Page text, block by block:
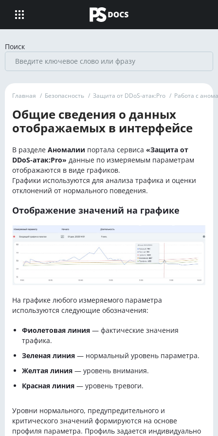
Поиск
Главная / Безопасность / Защита от DDoS-атак:Pro / Работа с
Общие сведения о данных
отображаемых в интерфейсе
В разделе Аномалии портала сервиса «Защита от
DDoS-атак:Pro» данные по измеряемым параметрам
отображаются в виде графиков.
Графики используются для анализа трафика и оценки
отклонений от нормального поведения.
Отображение значений на графике
На графике любого измеряемого параметра
используются следующие обозначения:
Фиолетовая линия — фактические значения
трафика.
Зеленая линия — нормальный уровень параметра.
Желтая линия — уровень внимания.
Красная линия — уровень тревоги.
Уровни нормального, предупредительного и
критического значений формируются на основе
профиля параметра. Профиль задается индивидуально